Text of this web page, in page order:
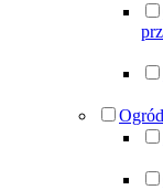
Ogród